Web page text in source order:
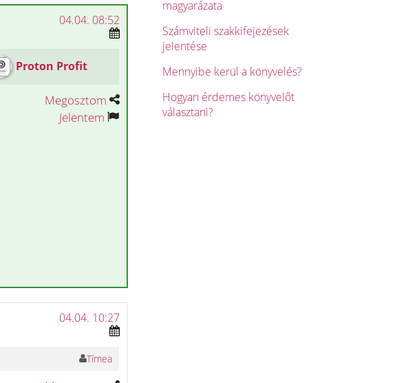
04.04. 08:52
Proton Profit
Megosztom
Jelentem
04.04. 10:27
Tímea
magyarázata
Számviteli szakkifejezések
jelentése
Mennyibe kerül a könyvelés?
Hogyan érdemes könyvelőt
választani?